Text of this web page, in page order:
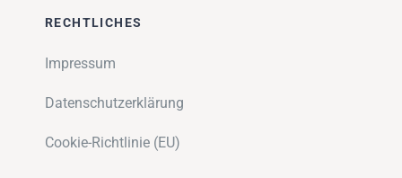
RECHTLICHES
Impressum
Datenschutzerklärung
Cookie-Richtlinie (EU)